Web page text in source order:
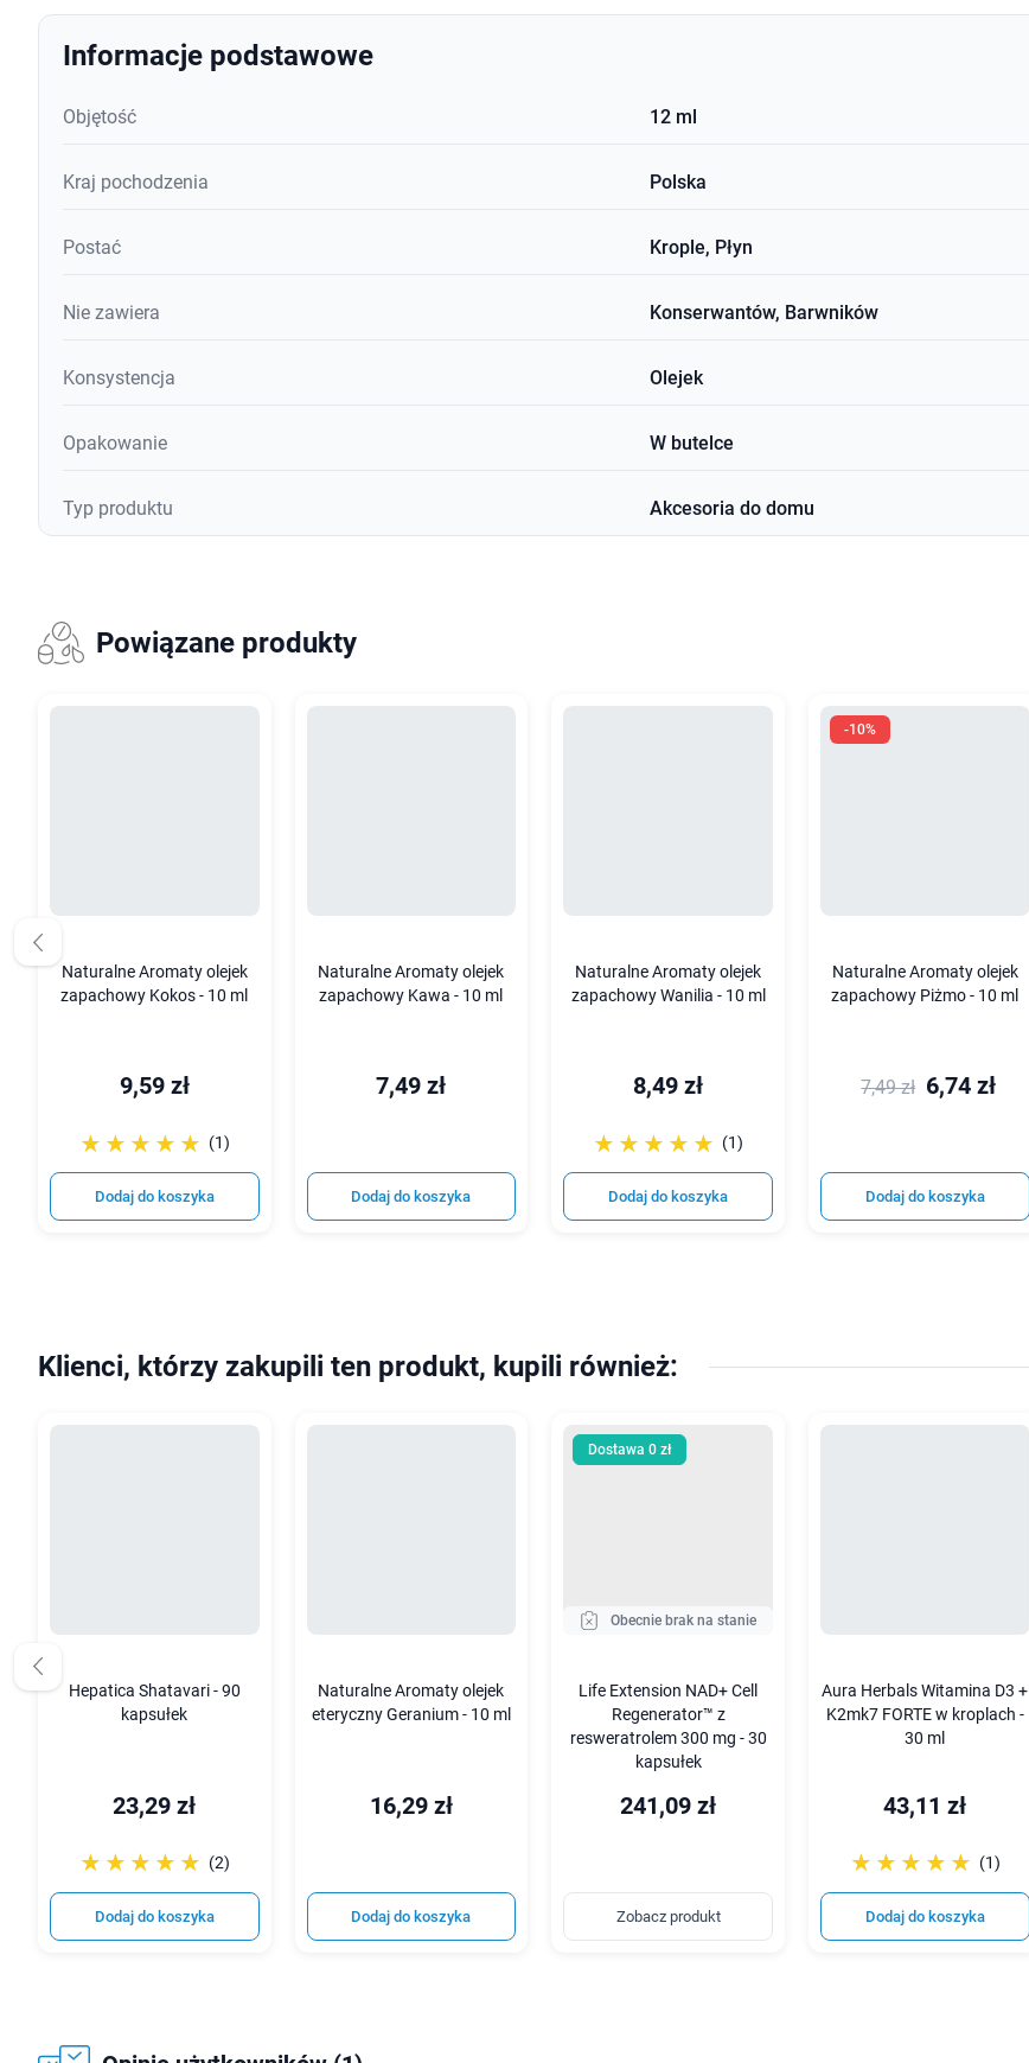
Informacje podstawowe
Objętość 12 ml
Kraj pochodzenia Polska
Postać Krople, Płyn
Nie zawiera Konserwantów, Barwników
Konsystencja Olejek
Opakowanie W butelce
Typ produktu Akcesoria do domu
Powiązane produkty
Naturalne Aromaty olejek
zapachowy Kokos - 10 ml
9,59 zł
☆☆☆☆☆
★★★★★ (1)
Dodaj do koszyka
Naturalne Aromaty olejek
zapachowy Kawa - 10 ml
7,49 zł
Dodaj do koszyka
Naturalne Aromaty olejek
zapachowy Wanilia - 10 ml
8,49 zł
☆☆☆☆☆
★★★★★ (1)
Dodaj do koszyka
-10%
Naturalne Aromaty olejek
zapachowy Piżmo - 10 ml
7,49 zł 6,74 zł
Dodaj do koszyka
Klienci, którzy zakupili ten produkt, kupili również:
Hepatica Shatavari - 90
kapsułek
23,29 zł
☆☆☆☆☆
★★★★★ (2)
Dodaj do koszyka
Naturalne Aromaty olejek
eteryczny Geranium - 10 ml
16,29 zł
Dodaj do koszyka
Obecnie brak na stanie
Dostawa 0 zł
Life Extension NAD+ Cell
Regenerator™ z
resweratrolem 300 mg - 30
kapsułek
241,09 zł
Zobacz produkt
Aura Herbals Witamina D3 +
K2mk7 FORTE w kroplach -
30 ml
43,11 zł
☆☆☆☆☆
★★★★★ (1)
Dodaj do koszyka